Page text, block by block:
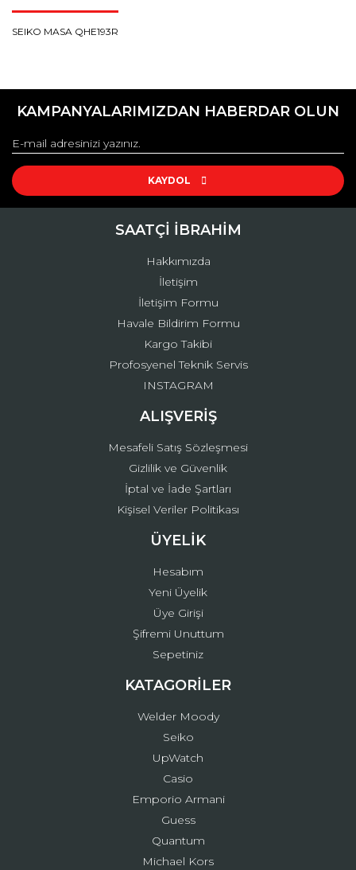
SEIKO MASA QHE193R
konularda yetersiz gördüğünüz noktaları öneri formunu
Görüş ve önerileriniz için teşekkür ederiz.
Ürün resmi kalitesiz, bozuk veya görüntülenemiyor.
Ürün açıklamasında eksik bilgiler bulunuyor.
Ürün fiyatı diğer sitelerden daha pahalı.
Gönder
KAMPANYALARIMIZDAN HABERDAR OLUN
KAYDOL
SAATÇİ İBRAHİM
Hakkımızda
İletişim
İletişim Formu
Havale Bildirim Formu
Kargo Takibi
Profosyenel Teknik Servis
INSTAGRAM
ALIŞVERİŞ
Mesafeli Satış Sözleşmesi
Gizlilik ve Güvenlik
İptal ve İade Şartları
Kişisel Veriler Politikası
ÜYELİK
Hesabım
Yeni Üyelik
Üye Girişi
Şifremi Unuttum
Sepetiniz
KATAGORİLER
Welder Moody
Seiko
UpWatch
Casio
Emporio Armani
Guess
Quantum
Michael Kors